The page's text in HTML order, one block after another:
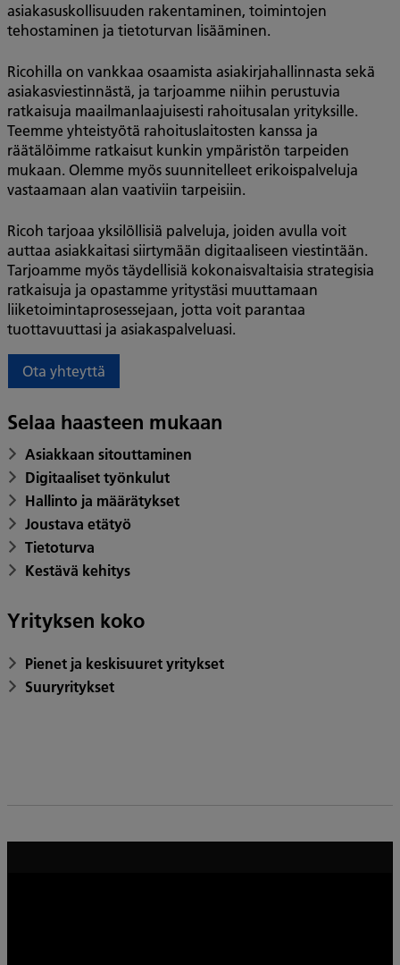
asiakasuskollisuuden rakentaminen, toimintojen
tehostaminen ja tietoturvan lisääminen.
Ricohilla on vankkaa osaamista asiakirjahallinnasta sekä
asiakasviestinnästä, ja tarjoamme niihin perustuvia
ratkaisuja maailmanlaajuisesti rahoitusalan yrityksille.
Teemme yhteistyötä rahoituslaitosten kanssa ja
räätälöimme ratkaisut kunkin ympäristön tarpeiden
mukaan. Olemme myös suunnitelleet erikoispalveluja
vastaamaan alan vaativiin tarpeisiin.
Ricoh tarjoaa yksilöllisiä palveluja, joiden avulla voit
auttaa asiakkaitasi siirtymään digitaaliseen viestintään.
Tarjoamme myös täydellisiä kokonaisvaltaisia strategisia
ratkaisuja ja opastamme yritystäsi muuttamaan
liiketoimintaprosessejaan, jotta voit parantaa
tuottavuuttasi ja asiakaspalveluasi.
Ota yhteyttä
Selaa haasteen mukaan
Asiakkaan sitouttaminen
Digitaaliset työnkulut
Hallinto ja määrätykset
Joustava etätyö
Tietoturva
Kestävä kehitys
Yrityksen koko
Pienet ja keskisuuret yritykset
Suuryritykset